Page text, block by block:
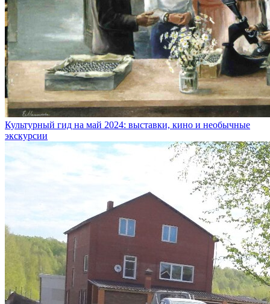
Культурный гид на май 2024: выставки, кино и необычные
экскурсии